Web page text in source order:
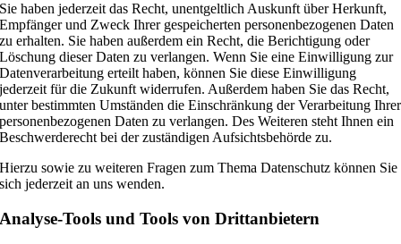
Sie haben jederzeit das Recht, unentgeltlich Auskunft über Herkunft,
Empfänger und Zweck Ihrer gespeicherten personenbezogenen Daten
zu erhalten. Sie haben außerdem ein Recht, die Berichtigung oder
Löschung dieser Daten zu verlangen. Wenn Sie eine Einwilligung zur
Datenverarbeitung erteilt haben, können Sie diese Einwilligung
jederzeit für die Zukunft widerrufen. Außerdem haben Sie das Recht,
unter bestimmten Umständen die Einschränkung der Verarbeitung Ihrer
personenbezogenen Daten zu verlangen. Des Weiteren steht Ihnen ein
Beschwerderecht bei der zuständigen Aufsichtsbehörde zu.
Hierzu sowie zu weiteren Fragen zum Thema Datenschutz können Sie
sich jederzeit an uns wenden.
Analyse-Tools und Tools von Dritt­anbietern